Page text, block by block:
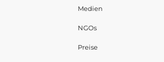
Medien
NGOs
Preise